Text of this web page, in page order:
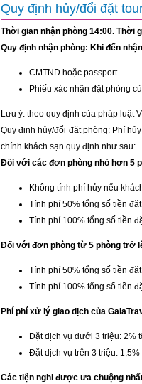
Quy định hủy/đổi đặt
Thời gian nhận phòng 14:00. Thời
Quy định nhận phòng: Khi đến
CMTND hoặc passport.
Phiếu xác nhận đặt phòng
Lưu ý: theo quy định của pháp luật
Quy định hủy/đổi đặt phòng: Phí
chính khách sạn quy định như sau:
Đối với các đơn phòng nhỏ hơn 5
Không tính phí hủy nếu
Tính phí 50% tổng số tiền
Tính phí 100% tổng số tiền
Đối với đơn phòng từ 5 phòng trở
Tính phí 50% tổng số tiền
Tính phí 100% tổng số tiền
Phí phí xử lý giao dịch của
Đặt dịch vụ dưới 3 triệu: 2%
Đặt dịch vụ trên 3 triệu: 1,5%
Các tiện nghi được ưa chuộng